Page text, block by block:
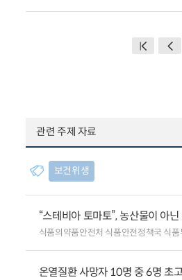
관련 주제 자료
보건위생
“스테비아 토마토”, 농산물이 아
식품의약품안전처 식품안전정책국 식
온열질환 사망자 10명 중 6명 초